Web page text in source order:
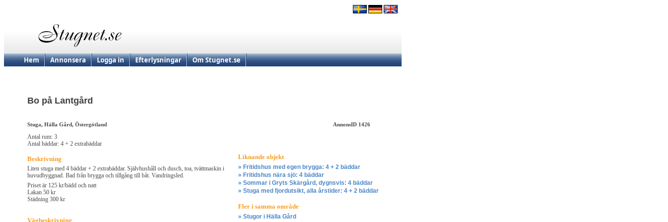
Hem Annonsera Logga in Efterlysningar Om Stugnet.se
Bo på Lantgård
Stuga, Hälla Gård, Östergötland AnnonsID 1426
Antal rum: 3
Antal bäddar: 4 + 2 extrabäddar
Beskrivning
Liten stuga med 4 bäddar + 2 extrabäddar. Självhushåll och dusch, toa, tvättmaskin i
huvudbyggnad. Bad från brygga och tillgång till båt. Vandringsled.
Priset är 125 kr/bädd och natt
Lakan 50 kr
Städning 300 kr
Vägbeskrivning
Liknande objekt
» Fritidshus med egen brygga: 4 + 2 bäddar
» Fritidshus nära sjö: 4 bäddar
» Sommar i Gryts Skärgård, dygnsvis: 4 bäddar
» Stuga med fjordutsikt, alla årstider: 4 + 2 bäddar
Fler i samma område
» Stugor i Hälla Gård